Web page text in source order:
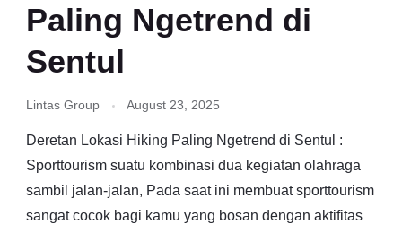
Paling Ngetrend di
Sentul
Lintas Group August 23, 2025
Deretan Lokasi Hiking Paling Ngetrend di Sentul :
Sporttourism suatu kombinasi dua kegiatan olahraga
sambil jalan-jalan, Pada saat ini membuat sporttourism
sangat cocok bagi kamu yang bosan dengan aktifitas